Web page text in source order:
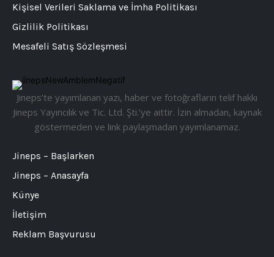
Jineps’te yayımlanan yazı, haber ve fotoğrafların telif hakkı
Jineps Yayıncılık ve Tic. Ltd. Şti.’ye aittir. İzin almadan, kaynak
göstermeden ve link paylaşmadan yayımlanamaz.
Jineps – Başlarken
Jineps – Anasayfa
Künye
İletişim
Reklam Başvurusu
Kişisel Verileri Saklama ve İmha Politikası
Gizlilik Politikası
Mesafeli Satış Sözleşmesi